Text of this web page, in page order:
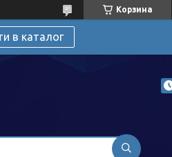
Корзина
в каталог